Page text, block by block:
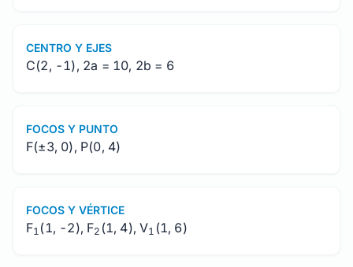
CENTRO Y EJES
C(2, -1), 2a = 10, 2b = 6
FOCOS Y PUNTO
F(±3, 0), P(0, 4)
FOCOS Y VÉRTICE
F1 (1, -2), F2 (1, 4), V1 (1, 6)